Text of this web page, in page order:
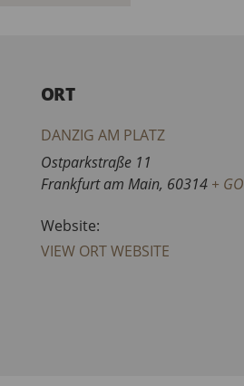
ORT
DANZIG AM PLATZ
Ostparkstraße 11
Frankfurt am Main, 60314 +
Website:
VIEW ORT WEBSITE